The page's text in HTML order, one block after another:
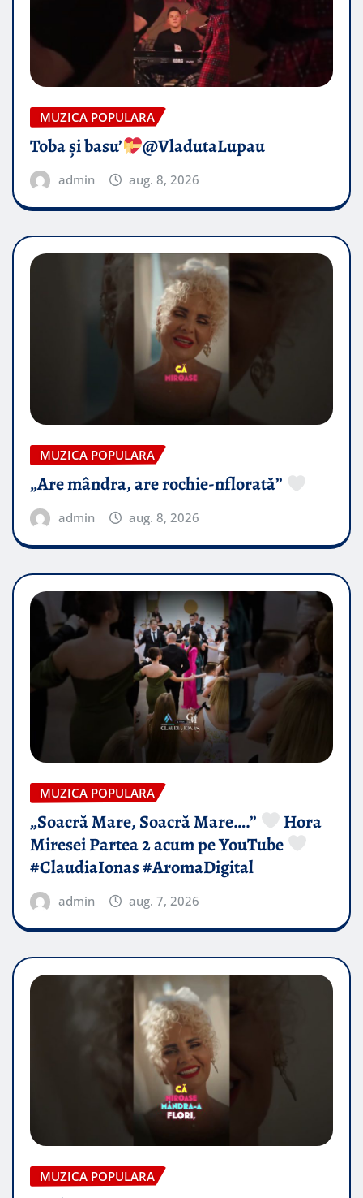
MUZICA POPULARA
Toba și basu’ @VladutaLupau
admin aug. 8, 2026
MUZICA POPULARA
„Are mândra, are rochie-nflorată”
admin aug. 8, 2026
MUZICA POPULARA
„Soacră Mare, Soacră Mare….”
Hora
Miresei Partea 2 acum pe YouTube
#ClaudiaIonas #AromaDigital
admin aug. 7, 2026
MUZICA POPULARA